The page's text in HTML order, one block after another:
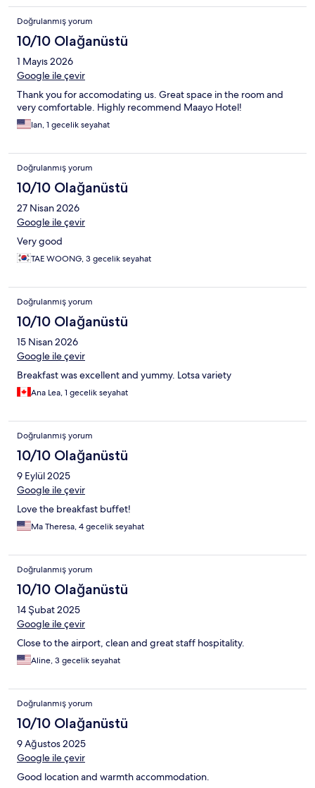
Doğrulanmış yorum
10/10 Olağanüstü
1 Mayıs 2026
Google ile çevir
Thank you for accomodating us. Great space in the room and
very comfortable. Highly recommend Maayo Hotel!
Ian, 1 gecelik seyahat
Doğrulanmış yorum
10/10 Olağanüstü
27 Nisan 2026
Google ile çevir
Very good
TAE WOONG, 3 gecelik seyahat
Doğrulanmış yorum
10/10 Olağanüstü
15 Nisan 2026
Google ile çevir
Breakfast was excellent and yummy. Lotsa variety
Ana Lea, 1 gecelik seyahat
Doğrulanmış yorum
10/10 Olağanüstü
9 Eylül 2025
Google ile çevir
Love the breakfast buffet!
Ma Theresa, 4 gecelik seyahat
Doğrulanmış yorum
10/10 Olağanüstü
14 Şubat 2025
Google ile çevir
Close to the airport, clean and great staff hospitality.
Aline, 3 gecelik seyahat
Doğrulanmış yorum
10/10 Olağanüstü
9 Ağustos 2025
Google ile çevir
Good location and warmth accommodation.